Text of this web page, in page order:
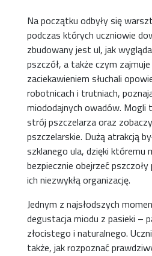
Na początku odbyły się
podczas których uczniowie
zbudowany jest ul, jak
pszczół, a także czym
zaciekawieniem słuchali
robotnicach i trutniach,
miododajnych owadów. Mogli
strój pszczelarza oraz
pszczelarskie. Dużą atrakcją
szklanego ula, dzięki któremu
bezpiecznie obejrzeć
ich niezwykłą organizację.
Jednym z najsłodszych
degustacja miodu z pasieki –
złocistego i naturalnego.
także, jak rozpoznać